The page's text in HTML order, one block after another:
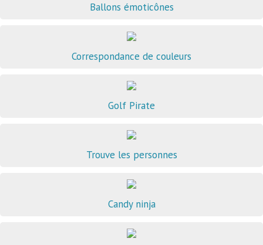
Ballons émoticônes
Correspondance de couleurs
Golf Pirate
Trouve les personnes
Candy ninja